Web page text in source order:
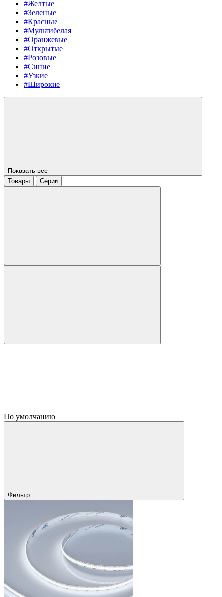
#Желтые
#Зеленые
#Красные
#Мультибелая
#Оранжевые
#Открытые
#Розовые
#Синие
#Узкие
#Широкие
Показать все
Товары
Серии
По умолчанию
Фильтр